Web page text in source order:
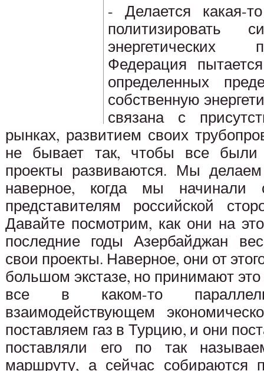
- Делается какая-
политизировать
энергетических
Федерация
определенных
собственную
связана с
рынках, развитием своих
не бывает так, чтобы все были
проекты развиваются. Мы
наверное, когда мы начинали
представителям российской
Давайте посмотрим, как они на
последние годы Азербайджан
свои проекты. Наверное, они от
большом экстазе, но принимают
все в каком-то
взаимодействующем
поставляем газ в Турцию, и они
поставляли его по так
маршруту, а сейчас собираются